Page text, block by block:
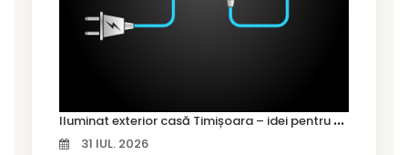
I
luminat exterior casă Timișoara – idei pentru siguranță și confort
31 IUL. 2026